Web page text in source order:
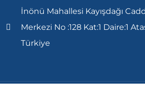
İnönü Mahallesi Kayışdağı
Merkezi No :128 Kat:1 Daire:1
Türkiye